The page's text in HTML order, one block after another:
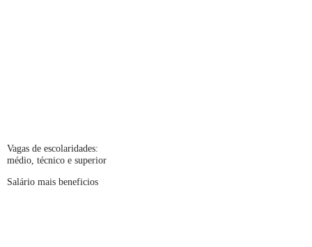
Vagas de escolaridades:
médio, técnico e superior
Salário mais beneficios